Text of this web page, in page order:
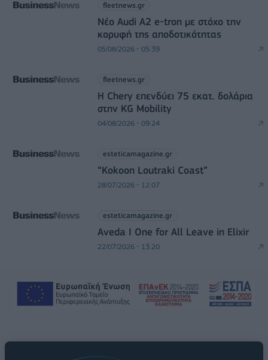
fleetnews.gr
Νέο Audi A2 e-tron με στόχο την
κορυφή της αποδοτικότητας
05/08/2026 - 05:39
fleetnews.gr
Η Chery επενδύει 75 εκατ. δολάρια
στην KG Mobility
04/08/2026 - 09:24
esteticamagazine.gr
“Kokoon Loutraki Coast”
28/07/2026 - 12:07
esteticamagazine.gr
Aveda I One for All Leave in Elixir
22/07/2026 - 13:20